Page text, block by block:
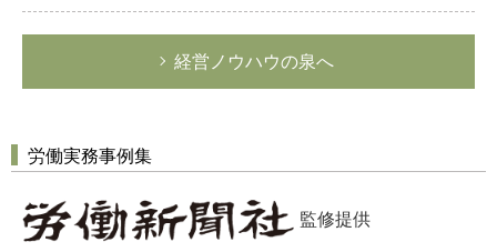
経営ノウハウの泉へ
労働実務事例集
監修提供